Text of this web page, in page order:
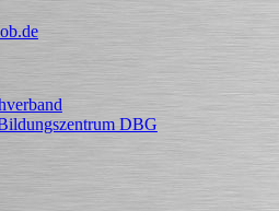
DBG